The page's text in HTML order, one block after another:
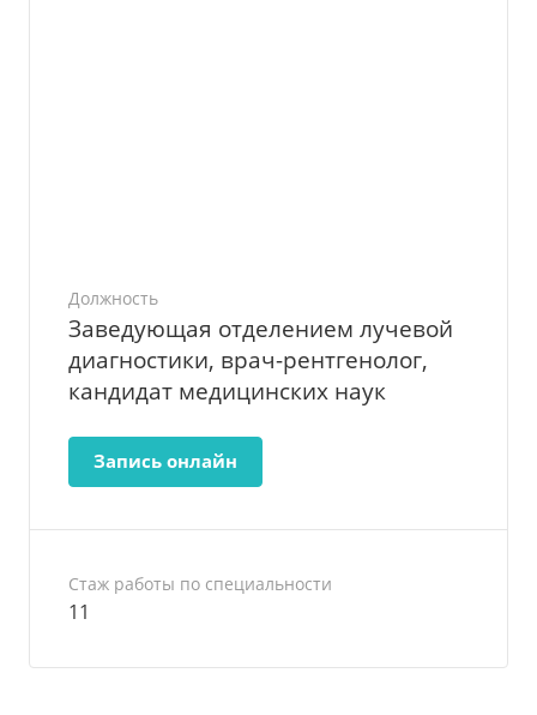
Должность
Заведующая отделением лучевой
диагностики, врач-рентгенолог,
кандидат медицинских наук
Запись онлайн
Стаж работы по специальности
11